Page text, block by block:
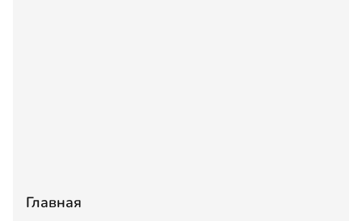
Главная